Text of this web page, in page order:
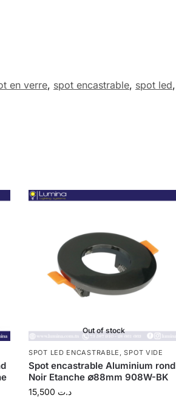
en verre, spot encastrable, spot led,
Out of stock
SPOT LED ENCASTRABLE ,SPOT VIDE
Spot encastrable Aluminium rond
Noir Etanche ∅88mm 908W-BK
د.ت